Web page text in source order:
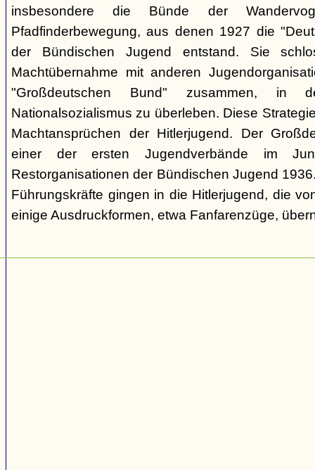
insbesondere die Bünde der
Pfadfinderbewegung, aus denen 1927 die
der Bündischen Jugend entstand. Sie
Machtübernahme mit anderen
"Großdeutschen Bund" zusammen,
Nationalsozialismus zu überleben. Diese
Machtansprüchen der Hitlerjugend. Der
einer der ersten Jugendverbände im
Restorganisationen der Bündischen Jugend
Führungskräfte gingen in die Hitlerjugend, die
einige Ausdruckformen, etwa Fanfarenzüge,